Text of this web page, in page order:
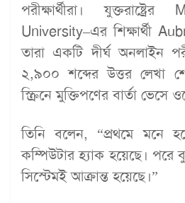
পরীক্ষার্থীরা।
University–এর শিক্ষার্থী
তারা একটি দীর্ঘ অনলাইন
২,৯০০ শব্দের উত্তর লেখা
স্ক্রিনে মুক্তিপণের বার্তা ভেসে
তিনি বলেন, “প্রথমে মনে
কম্পিউটার হ্যাক হয়েছে।
সিস্টেমই আক্রান্ত হয়েছে।”